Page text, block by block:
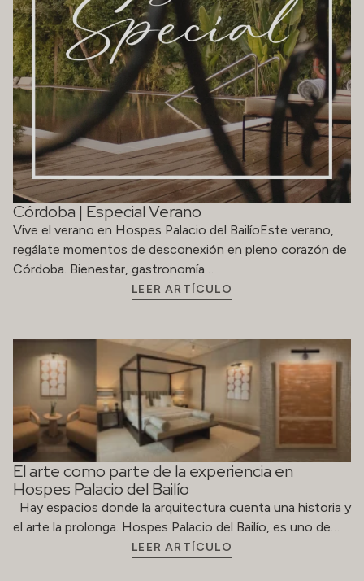
Córdoba | Especial Verano
Vive el verano en Hospes Palacio del BailíoEste verano,
regálate momentos de desconexión en pleno corazón de
Córdoba. Bienestar, gastronomía…
LEER ARTÍCULO
El arte como parte de la experiencia en
Hospes Palacio del Bailío
Hay espacios donde la arquitectura cuenta una historia y
el arte la prolonga. Hospes Palacio del Bailío, es uno de…
LEER ARTÍCULO